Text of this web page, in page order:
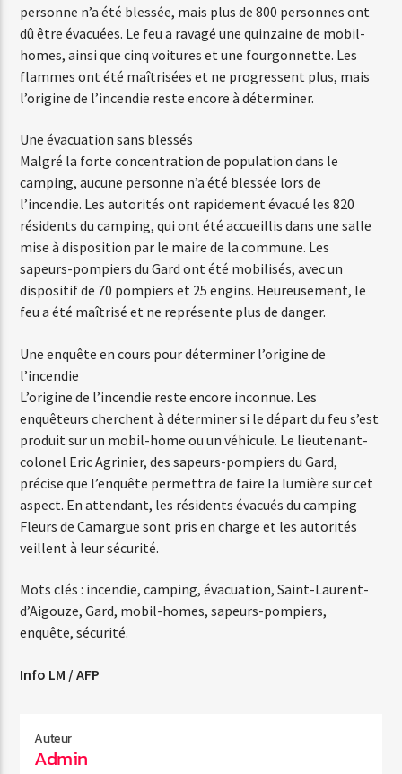
Web-Radio-Le-Mosquitos
Web-Radio-Années 70
Web-Radio-Années 80
Web-Radio-Latino
Web-Radio-Italia
personne n’a été blessée, mais plus de 800 personnes ont
dû être évacuées. Le feu a ravagé une quinzaine de mobil-
homes, ainsi que cinq voitures et une fourgonnette. Les
flammes ont été maîtrisées et ne progressent plus, mais
l’origine de l’incendie reste encore à déterminer.
Une évacuation sans blessés
Malgré la forte concentration de population dans le
camping, aucune personne n’a été blessée lors de
l’incendie. Les autorités ont rapidement évacué les 820
résidents du camping, qui ont été accueillis dans une salle
mise à disposition par le maire de la commune. Les
sapeurs-pompiers du Gard ont été mobilisés, avec un
dispositif de 70 pompiers et 25 engins. Heureusement, le
feu a été maîtrisé et ne représente plus de danger.
Une enquête en cours pour déterminer l’origine de
l’incendie
L’origine de l’incendie reste encore inconnue. Les
enquêteurs cherchent à déterminer si le départ du feu s’est
produit sur un mobil-home ou un véhicule. Le lieutenant-
colonel Eric Agrinier, des sapeurs-pompiers du Gard,
précise que l’enquête permettra de faire la lumière sur cet
aspect. En attendant, les résidents évacués du camping
Fleurs de Camargue sont pris en charge et les autorités
veillent à leur sécurité.
Mots clés : incendie, camping, évacuation, Saint-Laurent-
d’Aigouze, Gard, mobil-homes, sapeurs-pompiers,
enquête, sécurité.
Info LM / AFP
Auteur
Admin